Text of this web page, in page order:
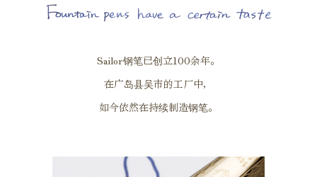
Sailor钢笔已创立100余年。
在广岛县吴市的工厂中，
如今依然在持续制造钢笔。